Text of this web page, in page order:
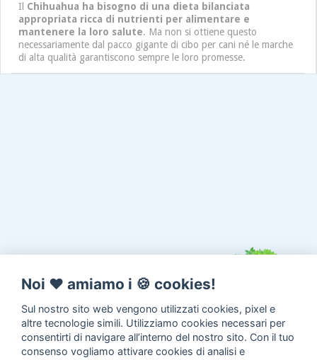
Il Chihuahua ha bisogno di una dieta bilanciata
appropriata ricca di nutrienti per alimentare e
mantenere la loro salute. Ma non si ottiene questo
necessariamente dal pacco gigante di cibo per cani né le marche
di alta qualità garantiscono sempre le loro promesse.
Noi ♥️ amiamo i 🍪 cookies!
Sul nostro sito web vengono utilizzati cookies, pixel e
altre tecnologie simili. Utilizziamo cookies necessari per
consentirti di navigare all’interno del nostro sito. Con il tuo
consenso vogliamo attivare cookies di analisi e